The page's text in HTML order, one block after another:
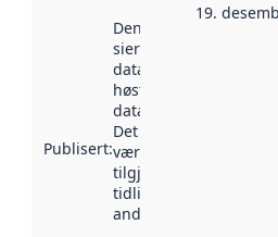
Publisert:
Denne datoen
sier når
datasettet ble
høstet av
data.norge.no.
Det kan ha
vært
tilgjengelig
tidligere
andre steder.
19.